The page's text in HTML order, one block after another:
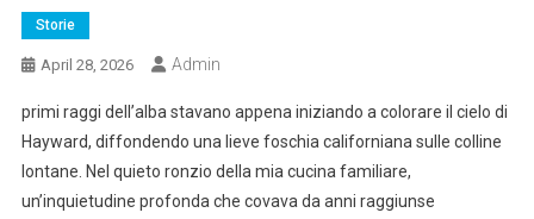
Storie
April 28, 2026 Admin
primi raggi dell’alba stavano appena iniziando a colorare il cielo di
Hayward, diffondendo una lieve foschia californiana sulle colline
lontane. Nel quieto ronzio della mia cucina familiare,
un’inquietudine profonda che covava da anni raggiunse